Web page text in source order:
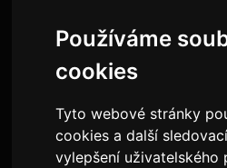
Používáme
cookies
Tyto webové stránky
cookies a další
vylepšení uživatelského